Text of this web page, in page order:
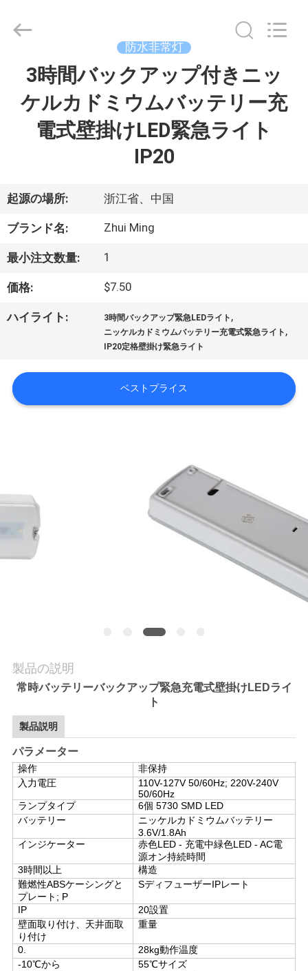
ク
ト
私
達
い
場
旅
理
私
達
に
連
絡
し
な
さ
い
Hangzhou
防水非常灯
3時間バックアップ付きニッ
ケルカドミウムバッテリー充
電式壁掛けLED緊急ライト
IP20
起源の場所: 浙江省、中国
ブランド名: Zhui Ming
最小注文数量: 1
価格: $7.50
ハイライト: 3時間バックアップ緊急LEDライト ,
ニッケルカドミウムバッテリー充電式緊急ライト ,
IP20定格壁掛け緊急ライト
ベストプライス
製品の説明
常時バッテリーバックアップ緊急充電式壁掛けLEDライ
ト
製品説明
パラメーター
操作
非保持
入力電圧
110V-127V 50/60Hz; 220V-240V
50/60Hz
ランプタイプ
6個 5730 SMD LED
バッテリー
ニッケルカドミウムバッテリー
3.6V/1.8Ah
インジケーター
赤色LED - 充電中緑色LED - AC電
源オン持続時間
3時間以上
構造
難燃性ABSケーシングと
プレート; P
SディフューザーIPレート
IP 20設置
壁面取り付け、天井面取
り付け
重量
0. 28kg動作温度
-10℃から
55℃サイズ